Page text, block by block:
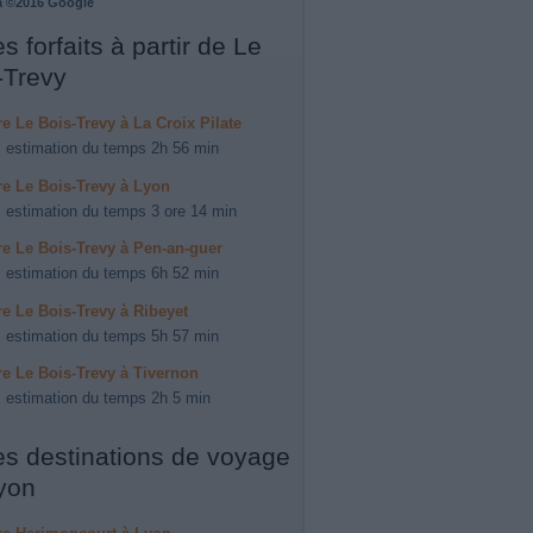
forfaits à partir de Le
Le Bois-Trevy à La Croix Pilate
estimation du temps 2h 56 min
Le Bois-Trevy à Lyon
estimation du temps 3 ore 14 min
Le Bois-Trevy à Pen-an-guer
estimation du temps 6h 52 min
Le Bois-Trevy à Ribeyet
estimation du temps 5h 57 min
Le Bois-Trevy à Tivernon
estimation du temps 2h 5 min
destinations de voyage